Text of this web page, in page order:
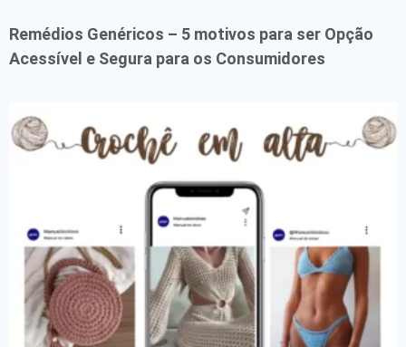
Remédios Genéricos – 5 motivos para ser Opção
Acessível e Segura para os Consumidores